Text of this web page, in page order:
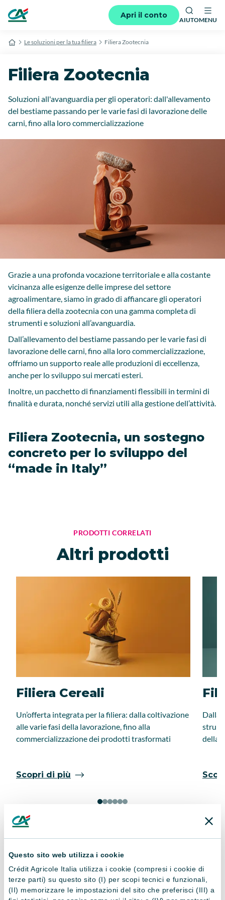
Questo sito web utilizza i cookie
Crédit Agricole Italia utilizza i cookie (compresi i cookie di
terze parti) su questo sito (I) per scopi tecnici e funzionali,
(II) memorizzare le impostazioni del sito che preferisci (III) a
Apri il conto
AIUTOMENU
Le soluzioni per la tua filiera Filiera Zootecnia
Filiera Zootecnia
Soluzioni all'avanguardia per gli operatori: dall'allevamento
del bestiame passando per le varie fasi di lavorazione delle
carni, fino alla loro commercializzazione
Grazie a una profonda vocazione territoriale e alla costante
vicinanza alle esigenze delle imprese del settore
agroalimentare, siamo in grado di affiancare gli operatori
della filiera della zootecnia con una gamma completa di
strumenti e soluzioni all’avanguardia.
Dall’allevamento del bestiame passando per le varie fasi di
lavorazione delle carni, fino alla loro commercializzazione,
offriamo un supporto reale alle produzioni di eccellenza,
anche per lo sviluppo sui mercati esteri.
Inoltre, un pacchetto di finanziamenti flessibili in termini di
finalità e durata, nonché servizi utili alla gestione dell’attività.
Filiera Zootecnia, un sostegno
concreto per lo sviluppo del
“made in Italy”
PRODOTTI CORRELATI
Altri prodotti
Filiera Cereali
Un’offerta integrata per la filiera: dalla coltivazione
alle varie fasi della lavorazione, fino alla
commercializzazione dei prodotti trasformati
Scopri di più
Dalla
della
Importante da sapere